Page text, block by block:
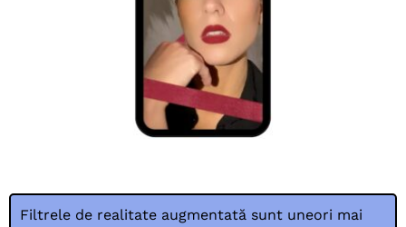
Filtrele de realitate augmentată sunt uneori mai